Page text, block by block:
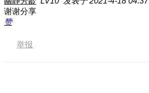
谢谢分享
赞
举报